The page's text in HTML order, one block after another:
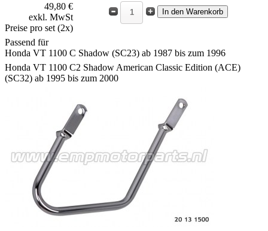
49,80 €
exkl. MwSt
Preise pro set (2x)
Passend für
Honda VT 1100 C Shadow (SC23) ab 1987 bis zum 1996
Honda VT 1100 C2 Shadow American Classic Edition (ACE)
(SC32) ab 1995 bis zum 2000